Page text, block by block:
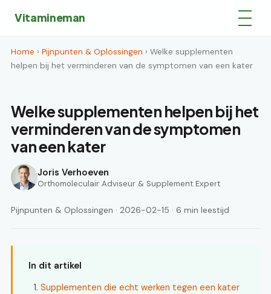
Vitamineman
Home › Pijnpunten & Oplossingen › Welke supplementen
helpen bij het verminderen van de symptomen van een kater
Welke supplementen helpen bij het
verminderen van de symptomen
van een kater
Joris Verhoeven
Orthomoleculair Adviseur & Supplement Expert
Pijnpunten & Oplossingen · 2026-02-15 · 6 min leestijd
In dit artikel
Supplementen die echt werken tegen een kater